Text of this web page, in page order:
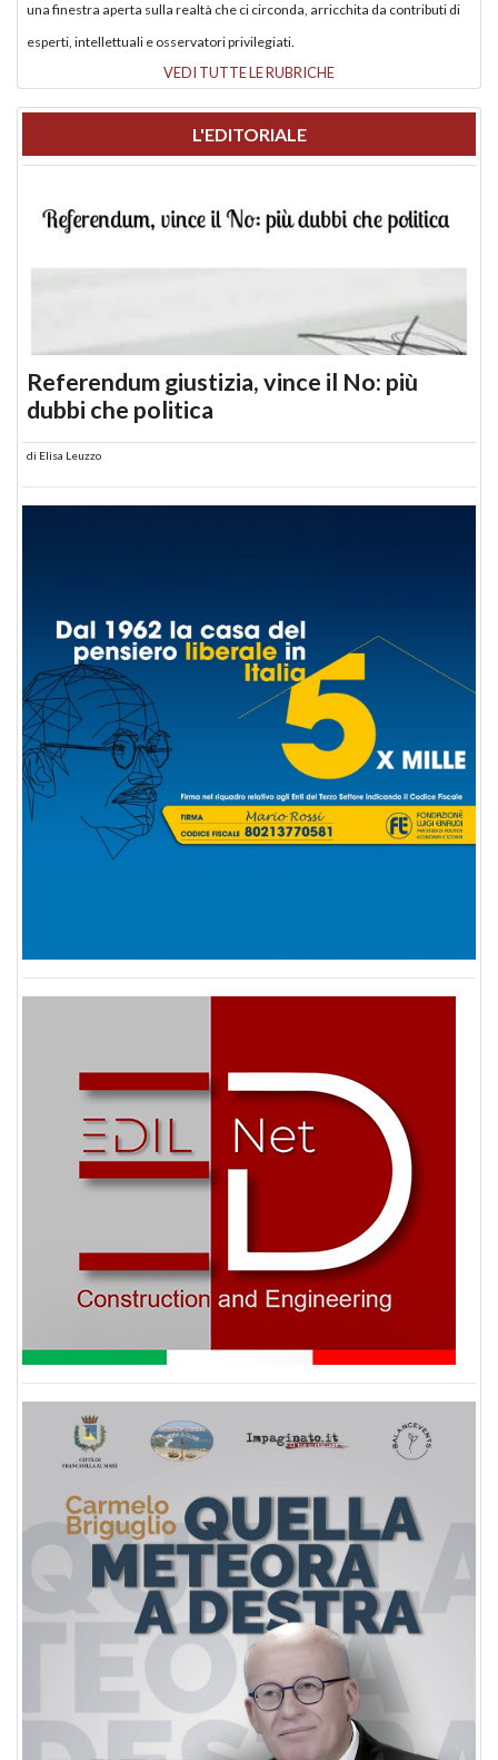
una finestra aperta sulla realtà che ci circonda, arricchita da contributi di
esperti, intellettuali e osservatori privilegiati.
VEDI TUTTE LE RUBRICHE
L'EDITORIALE
Referendum giustizia, vince il No: più
dubbi che politica
di Elisa Leuzzo